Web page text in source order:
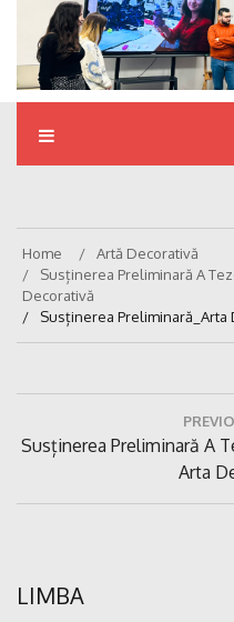
Home
Artă Decorativă
Susținerea Preliminară A
Decorativă
Susținerea Preliminară_Arta
articole
Previous
Susținerea Preliminară A
Arta
LIMBA